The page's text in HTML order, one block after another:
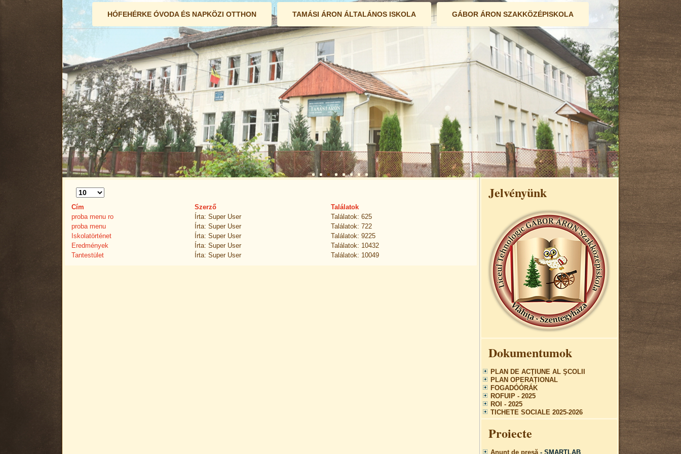
HÓFEHÉRKE ÓVODA ÉS NAPKÖZI OTTHON TAMÁSI ÁRON ÁLTALÁNOS ISKOLA GÁBOR ÁRON SZAKKÖZÉPISKOLA
Tételek
#
Cím
Szerző
Találatok
proba menu ro
Írta: Super User
Találatok: 625
proba menu
Írta: Super User
Találatok: 722
Iskolatörténet
Írta: Super User
Találatok: 9225
Eredmények
Írta: Super User
Találatok: 10432
Tantestület
Írta: Super User Találatok: 10049
Jelvényünk
Dokumentumok
PLAN DE ACŢIUNE AL ŞCOLII
PLAN OPERAȚIONAL
FOGADÓÓRÁK
ROFUIP - 2025
ROI - 2025
TICHETE SOCIALE 2025-2026
Proiecte
Anunț de presă - SMARTLAB